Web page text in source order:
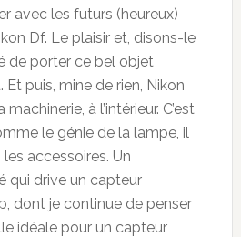
avec les futurs (heureux)
Df. Le plaisir et, disons-le
de porter ce bel objet
puis, mine de rien, Nikon
machinerie, à l’intérieur. C’est
le génie de la lampe, il
accessoires. Un
qui drive un capteur
dont je continue de penser
idéale pour un capteur